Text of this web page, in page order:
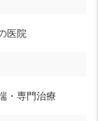
医院
・専門治療